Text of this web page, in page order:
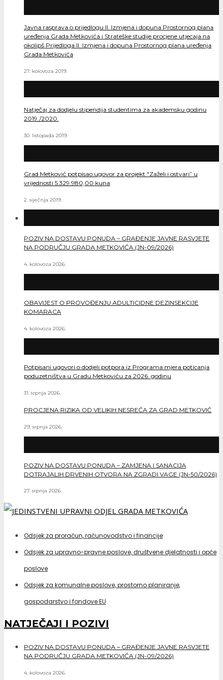
Javna rasprava o prijedlogu II. Izmjena i dopuna Prostornog plana
uređenja Grada Metkovića i Strateške studije procjene utjecaja na
okolipš Prijedloga II. Izmjena i dopuna Prostornog plana uređenja
Grada Metkovića
27. kolovoza 2019.
Natječaj za dodjelu stipendija studentima za akademsku godinu
2019./2020.
30. listopada 2019.
Grad Metković potpisao ugovor za projekt “Zaželi i ostvari” u
vrijednosti 5.329.980,00 kuna
2. siječnja 2019.
POZIV NA DOSTAVU PONUDA – GRAĐENJE JAVNE RASVJETE
NA PODRUČJU GRADA METKOVIĆA (JN-09/2026)
4. kolovoza 2026.
OBAVIJEST O PROVOĐENJU ADULTICIDNE DEZINSEKCIJE
KOMARACA
4. kolovoza 2026.
Potpisani ugovori o dodjeli potpora iz Programa mjera poticanja
poduzetništva u Gradu Metkoviću za 2026. godinu
31. srpnja 2026.
PROCJENA RIZIKA OD VELIKIH NESREĆA ZA GRAD METKOVIĆ
29. srpnja 2026.
POZIV NA DOSTAVU PONUDA – ZAMJENA I SANACIJA
DOTRAJALIH DRVENIH OTVORA NA ZGRADI VAGE (JN-50/2026)
27. srpnja 2026.
Odsjek za proračun, računovodstvo i financije
Odsjek za upravno-pravne poslove, društvene djelatnosti i opće
poslove
Odsjek za komunalne poslove, prostorno planiranje,
gospodarstvo i fondove EU
NATJEČAJI I POZIVI
POZIV NA DOSTAVU PONUDA – GRAĐENJE JAVNE RASVJETE
NA PODRUČJU GRADA METKOVIĆA (JN-09/2026)
4. kolovoza 2026.